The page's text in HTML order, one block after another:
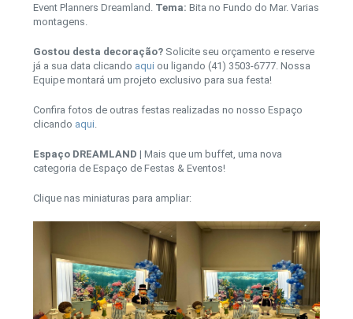
Event Planners Dreamland. Tema: Bita no Fundo do Mar. Varias
montagens.
Gostou desta decoração?Solicite seu orçamento e reserve
já a sua data clicando aqui ou ligando (41) 3503-6777. Nossa
Equipe montará um projeto exclusivo para sua festa!
Confira fotos de outras festas realizadas no nosso Espaço
clicando aqui
Espaço DREAMLAND | Mais que um buffet, uma nova
categoria de Espaço de Festas & Eventos!
Clique nas miniaturas para ampliar: